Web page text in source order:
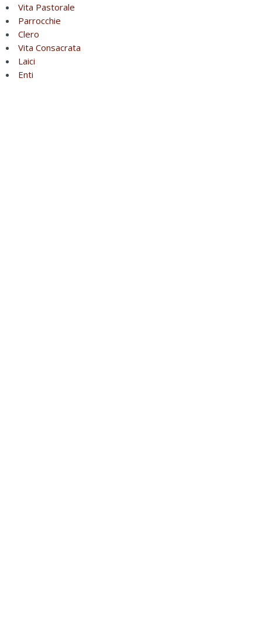
Vita Pastorale
Parrocchie
Clero
Vita Consacrata
Laici
Enti